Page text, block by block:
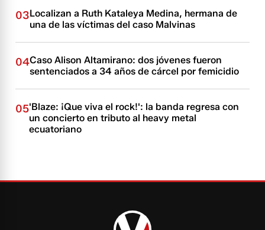
03Localizan a Ruth Kataleya Medina, hermana de
una de las víctimas del caso Malvinas
04Caso Alison Altamirano: dos jóvenes fueron
sentenciados a 34 años de cárcel por femicidio
05'Blaze: ¡Que viva el rock!': la banda regresa con
un concierto en tributo al heavy metal
ecuatoriano